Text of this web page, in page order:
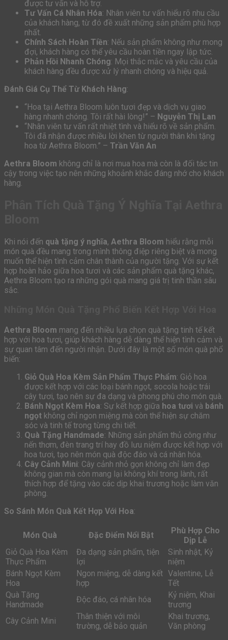
được tư vấn và hỗ trợ.
Tư Vấn Cá Nhân Hóa: Nhân viên tư vấn hiểu rõ nhu cầu
của khách hàng, từ đó đề xuất những sản phẩm phù hợp
nhất.
Chính Sách Hoàn Tiền: Nếu sản phẩm không như mong
đợi, khách hàng có thể yêu cầu hoàn tiền ngay lập tức.
Phản Hồi Nhanh Chóng: Mọi thắc mắc và yêu cầu của
khách hàng đều được xử lý nhanh chóng và hiệu quả.
Đánh Giá Cụ Thể Từ Khách Hàng:
“Hoa tại Aethra Bloom luôn tươi đẹp và dịch vụ giao
hàng nhanh chóng. Tôi rất hài lòng!” – Nguyễn Thị Lan
“Nhân viên tư vấn rất nhiệt tình và hiểu rõ về sản phẩm.
Tôi đã nhận được nhiều lời khen từ người thân khi tặng
hoa từ Aethra Bloom.” – Trần Văn An
Aethra Bloom không chỉ là nơi mua hoa mà còn là đối tác tin
cậy trong việc tạo nên những khoảnh khắc đáng nhớ cho khách
hàng.
Khi nói đến quà tặng ý nghĩa, Aethra Bloom hiểu rằng mỗi
món quà đều mang trong mình thông điệp riêng biệt và mong
muốn thể hiện tình cảm chân thành của người tặng. Với sự kết
hợp hoàn hảo giữa hoa tươi và các sản phẩm quà tặng khác,
Aethra Bloom tạo ra những gói quà mang giá trị tinh thần sâu
sắc.
Aethra Bloom mang đến nhiều lựa chọn quà tặng tinh tế kết
hợp với hoa tươi, giúp khách hàng dễ dàng thể hiện tình cảm và
sự quan tâm đến người nhận. Dưới đây là một số món quà phổ
biến:
Giỏ Quà Hoa Kèm Sản Phẩm Thực Phẩm: Giỏ hoa
được kết hợp với các loại bánh ngọt, socola hoặc trái
cây tươi, tạo nên sự đa dạng và phong phú cho món quà.
Bánh Ngọt Kèm Hoa: Sự kết hợp giữa hoa tươi và bánh
ngọt không chỉ ngon miệng mà còn thể hiện sự chăm
sóc và tinh tế trong từng chi tiết.
Quà Tặng Handmade: Những sản phẩm thủ công như
nến thơm, đèn trang trí hay đồ lưu niệm được kết hợp với
hoa tươi, tạo nên món quà độc đáo và cá nhân hóa.
Cây Cảnh Mini: Cây cảnh nhỏ gọn không chỉ làm đẹp
không gian mà còn mang lại không khí trong lành, rất
thích hợp để tặng vào các dịp khai trương hoặc làm văn
phòng.
So Sánh Món Quà Kết Hợp Với Hoa:
Món Quà Đặc Điểm Nổi Bật
Phù Hợp Cho
Dịp Lễ
Giỏ Quà Hoa Kèm
Thực Phẩm
Đa dạng sản phẩm, tiện
lợi
Sinh nhật, Kỷ
niệm
Bánh Ngọt Kèm
Hoa
Ngon miệng, dễ dàng kết
hợp
Valentine, Lễ
Tết
Quà Tặng
Handmade
Độc đáo, cá nhân hóa
Kỷ niệm, Khai
trương
Cây Cảnh Mini
Thân thiện với môi
trường, dễ bảo quản
Khai trương,
Văn phòng